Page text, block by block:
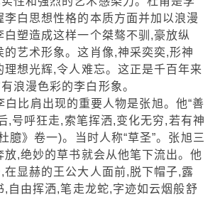
李白思想性格的本质方面并加以浪漫
白塑造成这样一个桀骜不驯,豪放纵
的艺术形象。这肖像,神采奕奕,形神
理想光辉,令人难忘。这正是千百年来
浪漫色彩的李白形象。
肩出现的重要人物是张旭。他“善
,号呼狂走,索笔挥洒,变化无穷,若有神
臆》卷一)。当时人称“草圣”。张旭三
放,绝妙的草书就会从他笔下流出。他
在显赫的王公大人面前,脱下帽子,露
,自由挥洒,笔走龙蛇,字迹如云烟般舒